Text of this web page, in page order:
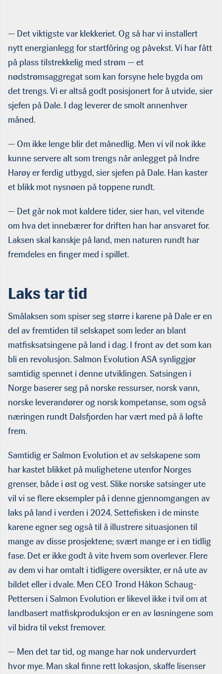
— Det viktigste var klekkeriet. Og så har vi installert
nytt energianlegg for startfôring og påvekst. Vi har fått
på plass tilstrekkelig med strøm — et
nødstrømsaggregat som kan forsyne hele bygda om
det trengs. Vi er altså godt posisjonert for å utvide, sier
sjefen på Dale. I dag leverer de smolt annenhver
måned.
— Om ikke lenge blir det månedlig. Men vi vil nok ikke
kunne servere alt som trengs når anlegget på Indre
Harøy er ferdig utbygd, sier sjefen på Dale. Han kaster
et blikk mot nysnøen på toppene rundt.
— Det går nok mot kaldere tider, sier han, vel vitende
om hva det innebærer for driften han har ansvaret for.
Laksen skal kanskje på land, men naturen rundt har
fremdeles en finger med i spillet.
Laks tar tid
Smålaksen som spiser seg større i karene på Dale er en
del av fremtiden til selskapet som leder an blant
matfisksatsingene på land i dag. I front av det som kan
bli en revolusjon. Salmon Evolution ASA synliggjør
samtidig spennet i denne utviklingen. Satsingen i
Norge baserer seg på norske ressurser, norsk vann,
norske leverandører og norsk kompetanse, som også
næringen rundt Dalsfjorden har vært med på å løfte
frem.
Samtidig er Salmon Evolution et av selskapene som
har kastet blikket på mulighetene utenfor Norges
grenser, både i øst og vest. Slike norske satsinger ute
vil vi se flere eksempler på i denne gjennomgangen av
laks på land i verden i 2024. Settefisken i de minste
karene egner seg også til å illustrere situasjonen til
mange av disse prosjektene; svært mange er i en tidlig
fase. Det er ikke godt å vite hvem som overlever. Flere
av dem vi har omtalt i tidligere oversikter, er nå ute av
bildet eller i dvale. Men CEO Trond Håkon Schaug-
Pettersen i Salmon Evolution er likevel ikke i tvil om at
landbasert matfiskproduksjon er en av løsningene som
vil bidra til vekst fremover.
— Men det tar tid, og mange har nok undervurdert
hvor mye. Man skal finne rett lokasjon, skaffe lisenser